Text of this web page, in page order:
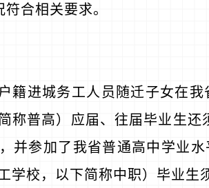
合相关要求。
户籍进城务工人员随迁子女在
称普高）应届、往届毕业生
并参加了我省普通高中学业
学校，以下简称中职）毕业